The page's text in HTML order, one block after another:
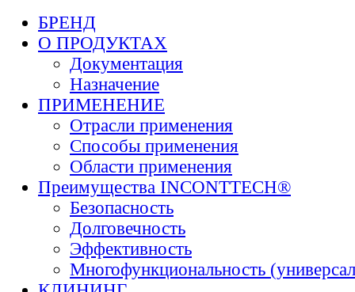
БРЕНД
О ПРОДУКТАХ
Документация
Назначение
ПРИМЕНЕНИЕ
Отрасли применения
Способы применения
Области применения
Преимущества INCONTTECH®
Безопасность
Долговечность
Эффективность
Многофункциональность